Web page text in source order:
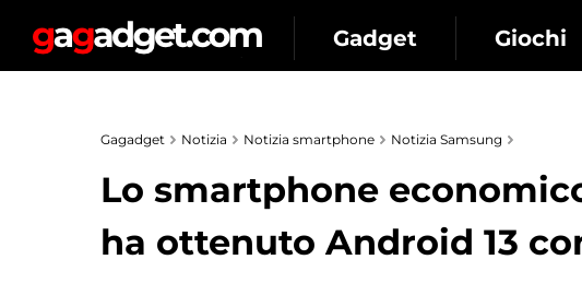
Gadget Giochi
Gagadget Notizia Notizia smartphone Notizia Samsung
Lo smartphone
ha ottenuto Android 13